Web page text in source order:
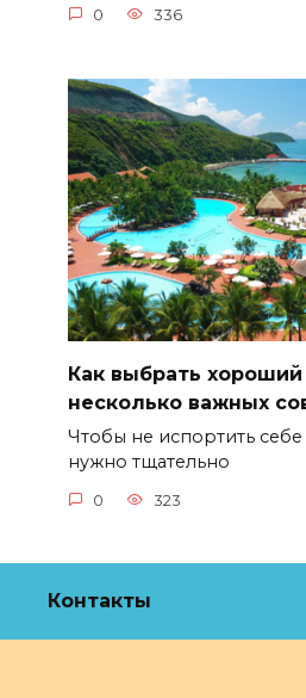
0 336
Как выбрать хороший
несколько важных
Чтобы не испортить
нужно тщательно
0 323
Контакты